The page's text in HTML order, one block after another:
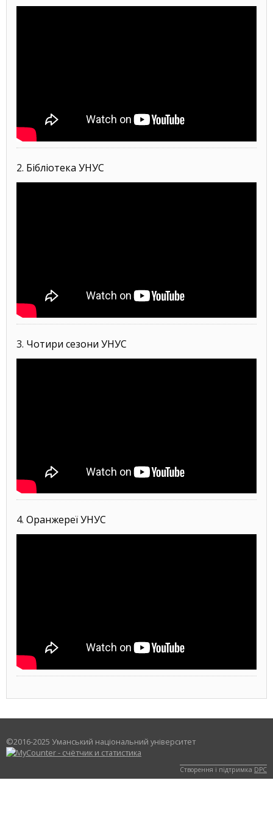
2. Бібліотека УНУС
3. Чотири сезони УНУС
4. Оранжереї УНУС
©2016-2025 Уманський національний університет
Створення і підтримка DPC